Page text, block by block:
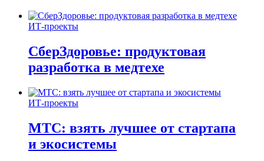
ИТ-проекты
СберЗдоровье: продуктовая
разработка в медтехе
ИТ-проекты
МТС: взять лучшее от стартапа
и экосистемы